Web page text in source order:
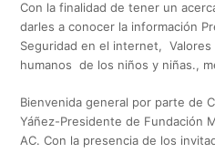
Con la finalidad de tener un
darles a conocer la información
Seguridad en el internet, Valores
humanos de los niños y niñas.,
Bienvenida general por parte de
Yáñez-Presidente de Fundación
AC. Con la presencia de los